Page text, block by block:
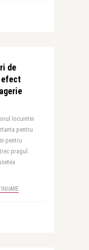
de
locuintei
pentru
pentru
pragul.